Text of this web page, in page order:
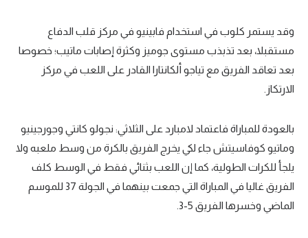
وقد يستمر كلوب في استخدام فابينيو في مركز قلب الدفاع
مستقبلا، بعد تذبذب مستوى جوميز وكثرة إصابات ماتيب؛ خصوصا
بعد تعاقد الفريق مع تياجو ألكانتارا القادر على اللعب في مركز
الارتكاز.
بالعودة للمباراة فاعتماد لامبارد على الثلاثي: نجولو كانتي وجورجينيو
وماتيو كوفاسيتش جاء لكي يخرج الفريق بالكرة من وسط ملعبه ولا
يلجأ للكرات الطولية، كما إن اللعب بثنائي فقط في الوسط كلف
الفريق غاليا في المباراة التي جمعت بينهما في الجولة 37 للموسم
الماضي وخسرها الفريق 5-3.